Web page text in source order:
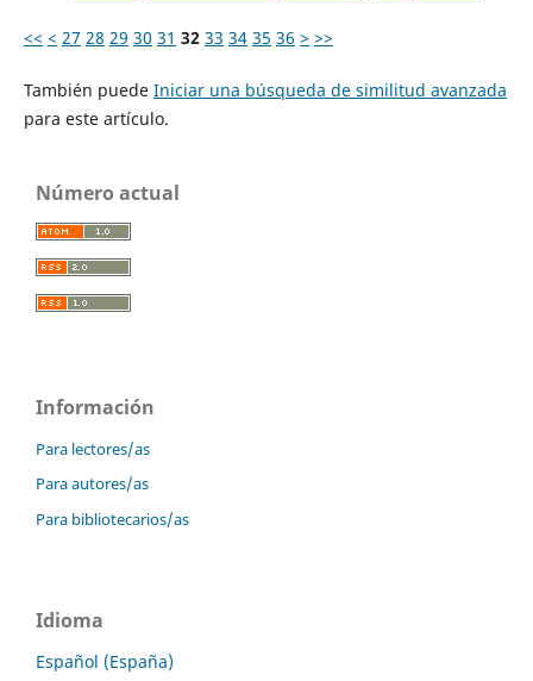
<< < 27 28 29 30 31 32 33 34 35 36 > >>
También puede Iniciar una búsqueda de similitud avanzada
para este artículo.
Número actual
Información
Para lectores/as
Para autores/as
Para bibliotecarios/as
Idioma
Español (España)